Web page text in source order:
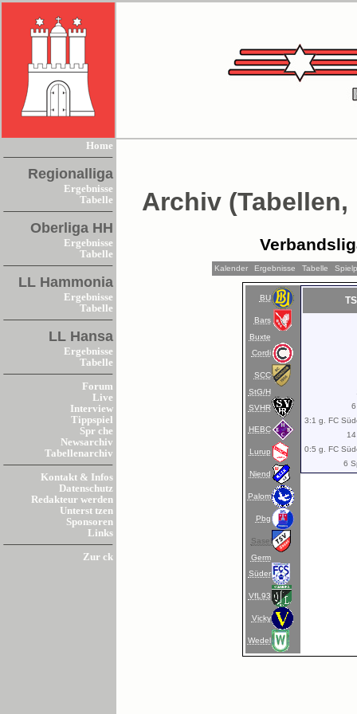
Home
Regionalliga
Ergebnisse
Tabelle
Oberliga HH
Ergebnisse
Tabelle
LL Hammonia
Ergebnisse
Tabelle
LL Hansa
Ergebnisse
Tabelle
Forum
Live
Interview
Tippspiel
Spr che
Newsarchiv
Tabellenarchiv
Kontakt & Infos
Datenschutz
Redakteur werden
Unterst tzen
Sponsoren
Links
Zur ck
Archiv
Kalender Ergebnisse Tabelle
BU
Bars
Buxte
Cordi
SCC
StG/H
SVHR
HEBC
Lurup
Niend
Palom
Pbg
Sasel
Germ
Süder
VfL93
Vicky
Wedel
3:1 g. FC
0:5 g. FC
6